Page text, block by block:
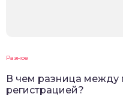
Разное
В чем разница между
регистрацией?